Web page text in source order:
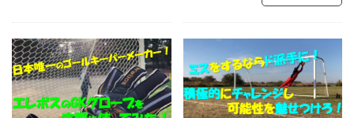
ハーフボレー
バランス
バランス感覚
パス&サポート
パタヤ パット
パリーゾーン
パンチング
パントキック
パーソナル